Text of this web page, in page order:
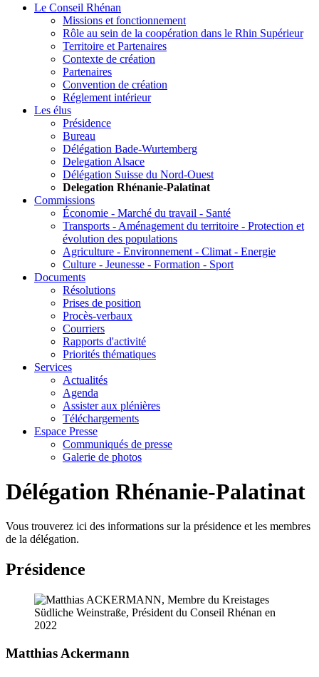
Le Conseil Rhénan
Missions et fonctionnement
Rôle au sein de la coopération dans le Rhin Supérieur
Territoire et Partenaires
Contexte de création
Partenaires
Convention de création
Réglement intérieur
Les élus
Présidence
Bureau
Délégation Bade-Wurtemberg
Delegation Alsace
Délégation Suisse du Nord-Ouest
Delegation Rhénanie-Palatinat
Commissions
Économie - Marché du travail - Santé
Transports - Aménagement du territoire - Protection et
évolution des populations
Agriculture - Environnement - Climat - Energie
Culture - Jeunesse - Formation - Sport
Documents
Résolutions
Prises de position
Procès-verbaux
Courriers
Rapports d'activité
Priorités thématiques
Services
Actualités
Agenda
Assister aux plénières
Téléchargements
Espace Presse
Communiqués de presse
Galerie de photos
Délégation Rhénanie-Palatinat
Vous trouverez ici des informations sur la présidence et les membres
de la délégation.
Présidence
Matthias Ackermann